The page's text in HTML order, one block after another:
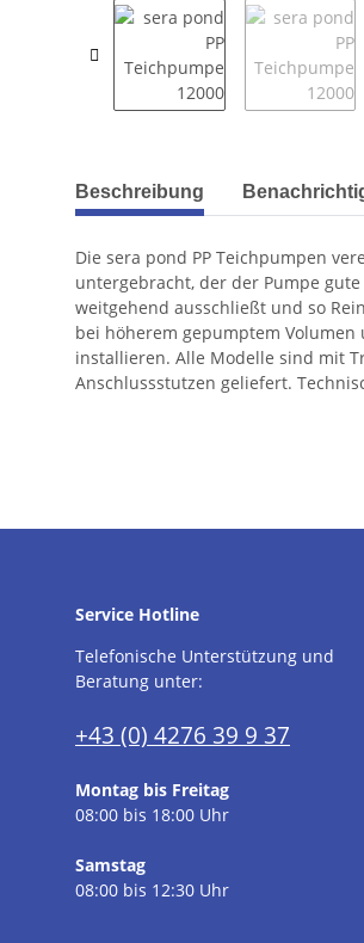
weitere Registerkarten anzeigen
Beschreibung
Die sera pond PP Teichpumpen
untergebracht, der der Pumpe
weitgehend ausschließt und so
bei höherem gepumptem
installieren. Alle Modelle sind mit
Anschlussstutzen geliefert.
Service Hotline
Telefonische Unterstützung und
Beratung unter:
+43 (0) 4276 39 9 37
Montag bis Freitag
08:00 bis 18:00 Uhr
Samstag
08:00 bis 12:30 Uhr